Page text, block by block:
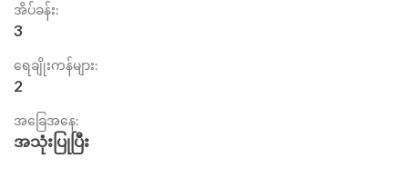
အိပ်ခန်း:
3
ရေချိုးကန်များ:
2
အခြေအနေ:
အသုံးပြုပြီး